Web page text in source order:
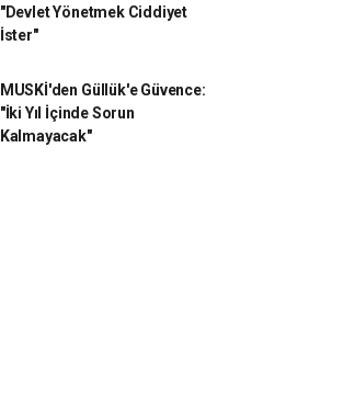
"Devlet Yönetmek Ciddiyet
İster"
MUSKİ'den Güllük'e Güvence:
"İki Yıl İçinde Sorun
Kalmayacak"